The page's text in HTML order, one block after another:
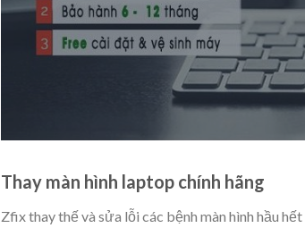
Thay màn hình laptop chính hãng
Zfix thay thế và sửa lỗi các bệnh màn hình hầu